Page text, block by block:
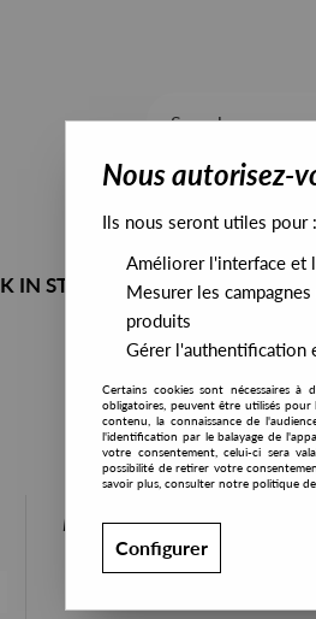
IN STOCK ALL STOCK
PRESALES EXCLUSIVES
Nous autorisez-
Ils nous seront utiles pour :
Améliorer l'interface et
Mesurer les
produits
Gérer l'authentification
Certains cookies sont nécessaires à
obligatoires, peuvent être utilisés
contenu, la connaissance de
l'identification par le balayage de
votre consentement, celui-ci sera
possibilité de retirer votre
savoir plus, consulter notre politique de
Configurer